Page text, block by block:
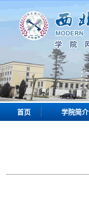
首页 学院简介